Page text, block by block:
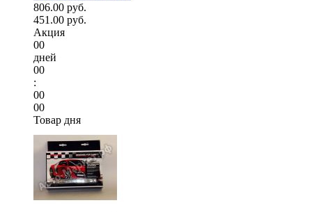
806.00 руб.
451.00 руб.
Акция
00
дней
00
:
00
00
Товар дня